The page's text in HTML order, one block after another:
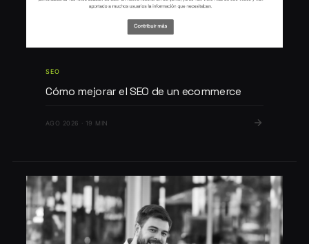
SEO
Cómo mejorar el SEO de un ecommerce
AGO 2026 · 19 MIN